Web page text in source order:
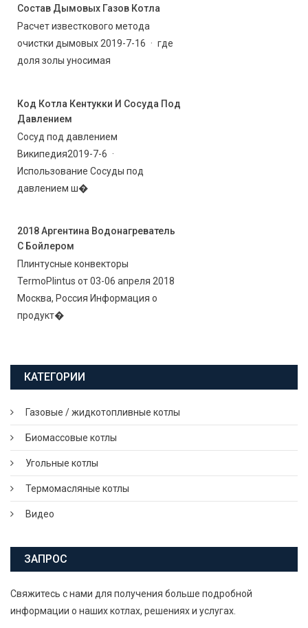
Состав Дымовых Газов Котла
Расчет известкового метода
очистки дымовых 2019-7-16 · где
доля золы уносимая
Код Котла Кентукки И Сосуда Под
Давлением
Сосуд под давлением
Википедия2019-7-6 ·
Использование Сосуды под
давлением ш�
2018 Аргентина Водонагреватель
С Бойлером
Плинтусные конвекторы
TermoPlintus от 03-06 апреля 2018
Москва, Россия Информация о
продукт�
КАТЕГОРИИ
Газовые / жидкотопливные котлы
Биомассовые котлы
Угольные котлы
Термомасляные котлы
Видео
ЗАПРОС
Свяжитесь с нами для получения больше подробной
информации о наших котлах, решениях и услугах.